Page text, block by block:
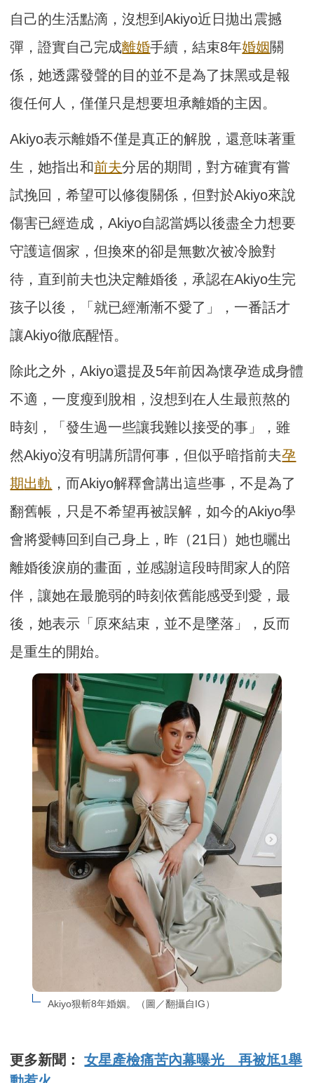
自己的生活點滴，沒想到Akiyo近日拋出震撼
彈，證實自己完成離婚手續，結束8年婚姻關
係，她透露發聲的目的並不是為了抹黑或是報
復任何人，僅僅只是想要坦承離婚的主因。
Akiyo表示離婚不僅是真正的解脫，還意味著重
生，她指出和前夫分居的期間，對方確實有嘗
試挽回，希望可以修復關係，但對於Akiyo來說
傷害已經造成，Akiyo自認當媽以後盡全力想要
守護這個家，但換來的卻是無數次被冷臉對
待，直到前夫也決定離婚後，承認在Akiyo生完
孩子以後，「就已經漸漸不愛了」，一番話才
讓Akiyo徹底醒悟。
除此之外，Akiyo還提及5年前因為懷孕造成身體
不適，一度瘦到脫相，沒想到在人生最煎熬的
時刻，「發生過一些讓我難以接受的事」，雖
然Akiyo沒有明講所謂何事，但似乎暗指前夫孕
期出軌 ，而Akiyo解釋會講出這些事，不是為了
翻舊帳，只是不希望再被誤解，如今的Akiyo學
會將愛轉回到自己身上，昨（21日）她也曬出
離婚後淚崩的畫面，並感謝這段時間家人的陪
伴，讓她在最脆弱的時刻依舊能感受到愛，最
後，她表示「原來結束，並不是墜落」，反而
是重生的開始。
Akiyo狠斬8年婚姻。（圖／翻攝自IG）
更多新聞：女星產檢痛苦內幕曝光 再被尪1舉